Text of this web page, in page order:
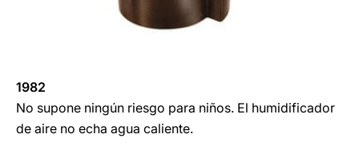
1982
No supone ningún riesgo para niños. El humidificador
de aire no echa agua caliente.